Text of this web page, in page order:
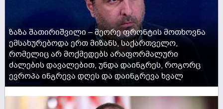
ზაზა შათირიშვილი – მეორე ფრონტის მოთხოვნა
ემსახურებოდა ერთ მიზანს, საქართველო,
რომელიც არ მოქმედებს არაფორმალური
ძალების დავალებით, უნდა დაინგრეს, როგორც
ევროპა ინგრევა დღეს და დაინგრევა ხვალ